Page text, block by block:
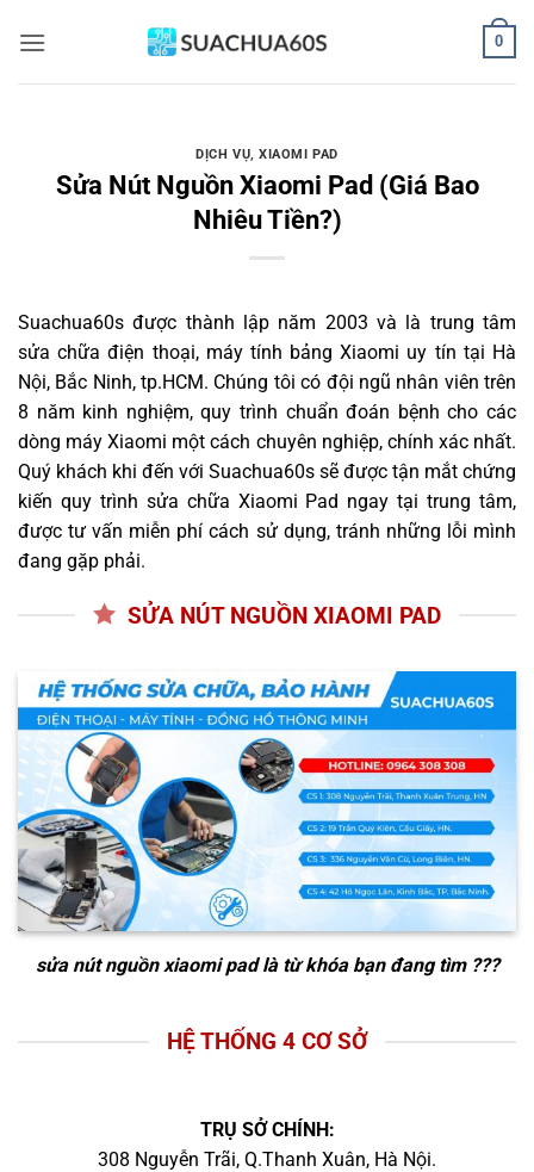
qua
0
DỊCH VỤ,XIAOMI PAD
Sửa Nút Nguồn Xiaomi Pad (Giá Bao
Nhiêu Tiền?)
Suachua60s được thành lập năm 2003 và là trung tâm
sửa chữa điện thoại, máy tính bảng Xiaomi uy tín tại Hà
Nội, Bắc Ninh, tp.HCM. Chúng tôi có đội ngũ nhân viên trên
8 năm kinh nghiệm, quy trình chuẩn đoán bệnh cho các
dòng máy Xiaomi một cách chuyên nghiệp, chính xác nhất.
Quý khách khi đến với Suachua60s sẽ được tận mắt chứng
kiến quy trình sửa chữa Xiaomi Pad ngay tại trung tâm,
được tư vấn miễn phí cách sử dụng, tránh những lỗi mình
đang gặp phải.
SỬA NÚT NGUỒN XIAOMI PAD
sửa nút nguồn xiaomi padlà từ khóa bạn đang tìm ???
HỆ THỐNG 4 CƠ SỞ
TRỤ SỞ CHÍNH:
308 Nguyễn Trãi, Q.Thanh Xuân, Hà Nội.